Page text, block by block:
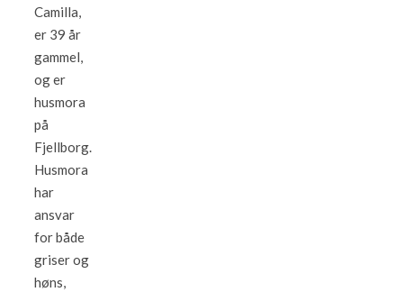
Camilla,
er 39 år
gammel,
og er
husmora
på
Fjellborg.
Husmora
har
ansvar
for både
griser og
høns,